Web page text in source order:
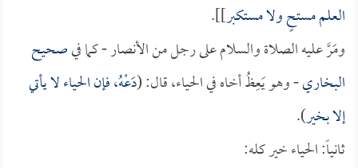
العلم مستحٍ ولا مستكبر]].
ومَرَّ عليه الصلاة والسلام على رجل من الأنصار - كما فيصحيح
البخاري- وهو يَعِظُ أخاه في الحياء، قال: (دَعْهُ، فإن الحياء لا يأتي
إلا بخير).
ثانياً: الحياء خير كله: